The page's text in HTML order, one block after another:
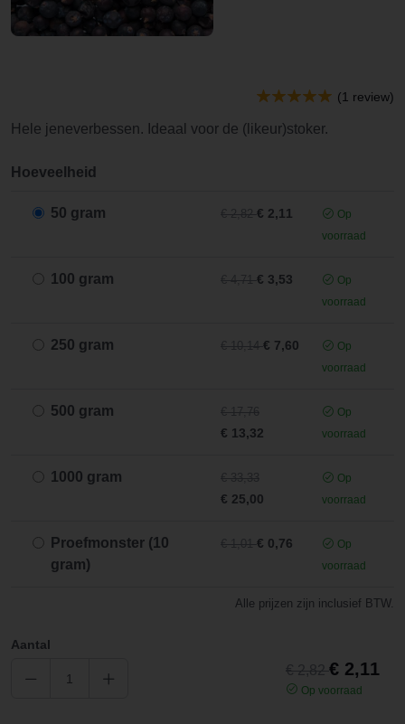
(1 review)
Hele jeneverbessen. Ideaal voor de (likeur)stoker.
Hoeveelheid
50 gram € 2,11
Op
voorraad
100 gram € 3,53
Op
voorraad
250 gram € 7,60
Op
voorraad
500 gram
€ 13,32
Op
voorraad
1000 gram
€ 25,00
Op
voorraad
Proefmonster (10
gram)
€ 0,76
Op
voorraad
Alle prijzen zijn inclusief BTW.
Aantal
€ 2,11
Op voorraad